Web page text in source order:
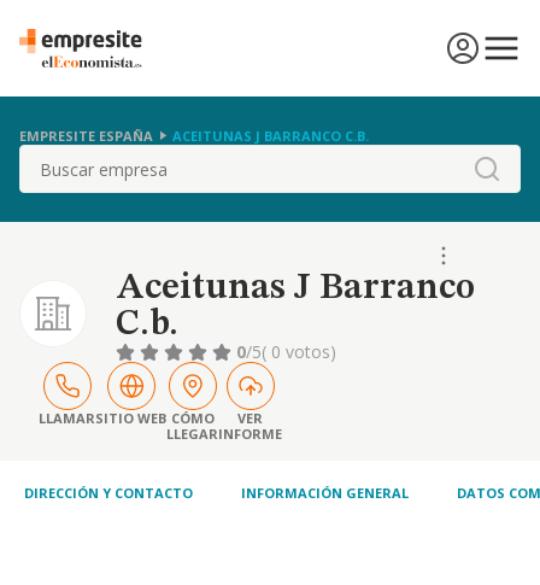
EMPRESITE ESPAÑA ACEITUNAS J BARRANCO C.B.
Buscar
Aceitunas J Barranco
C.b.
0/5( 0 votos)
LLAMARSITIO WEB CÓMO
LLEGAR
VER
INFORME
DIRECCIÓN Y CONTACTO INFORMACIÓN GENERAL DATOS